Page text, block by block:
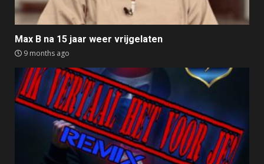
Max B na 15 jaar weer vrijgelaten
9 months ago